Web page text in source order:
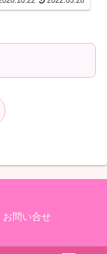
お問い合せ